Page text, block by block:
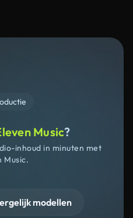
Music?
inhoud in minuten met
Music.
modellen